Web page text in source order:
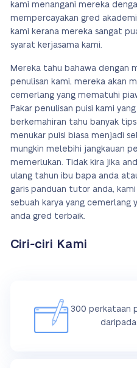
kami menangani mereka
mempercayakan gred
kami kerana mereka sangat
syarat kerjasama kami.
Mereka tahu bahawa dengan
penulisan kami, mereka akan
cemerlang yang mematuhi
Pakar penulisan puisi kami
berkemahiran tahu banyak
menukar puisi biasa menjadi
mungkin melebihi jangkauan
memerlukan. Tidak kira jika
ulang tahun ibu bapa anda
garis panduan tutor anda,
sebuah karya yang cemerlang
anda gred terbaik.
Ciri-ciri Kami
300 perkataan